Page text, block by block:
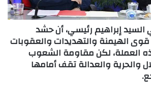
السيد إبراهيم رئيسي، أن حشد
الهيمنة والتهديدات والعقوبات
العملة، لكن مقاومة الشعوب
والحرية والعدالة تقف أمامها